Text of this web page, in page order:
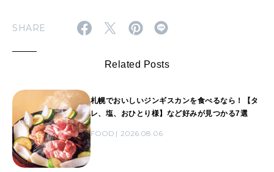
SHARE
Related Posts
札幌でおいしいジンギスカンを食べるなら！【タ
レ、塩、おひとり様】など好みが見つかる7選
FOOD 2026.08.06